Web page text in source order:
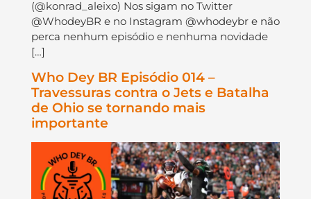
(@konrad_aleixo) Nos sigam no Twitter
@WhodeyBR e no Instagram @whodeybr e não
perca nenhum episódio e nenhuma novidade
[…]
Who Dey BR Episódio 014 –
Travessuras contra o Jets e Batalha
de Ohio se tornando mais
importante